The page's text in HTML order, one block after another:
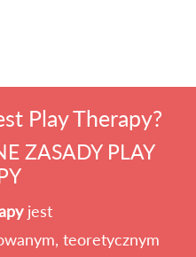
Play Therapy?
ZASADY PLAY
jest
teoretycznym